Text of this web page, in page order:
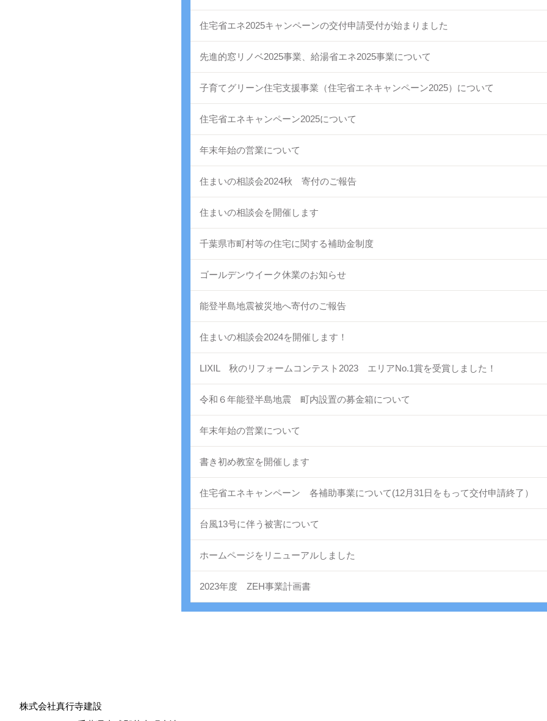
住宅省エネ2025キャンペーンの交付申請受付が始まりました
先進的窓リノベ2025事業、給湯省エネ2025事業について
子育てグリーン住宅支援事業（住宅省エネキャンペーン2025）について
住宅省エネキャンペーン2025について
年末年始の営業について
住まいの相談会2024秋 寄付のご報告
住まいの相談会を開催します
千葉県市町村等の住宅に関する補助金制度
ゴールデンウイーク休業のお知らせ
能登半島地震被災地へ寄付のご報告
住まいの相談会2024を開催します！
LIXIL 秋のリフォームコンテスト2023 エリアNo.1賞を受賞しました！
令和６年能登半島地震 町内設置の募金箱について
年末年始の営業について
書き初め教室を開催します
住宅省エネキャンペーン 各補助事業について(12月31日をもって交付申請終了）
台風13号に伴う被害について
ホームページをリニューアルしました
2023年度 ZEH事業計画書
株式会社真行寺建設